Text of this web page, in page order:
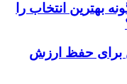
انتخاب را
برای حفظ ارزش